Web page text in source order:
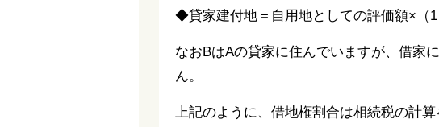
◆貸家建付地＝自用地としての評価額×（
なおBはAの貸家に住んでいますが、借家
ん。
上記のように、借地権割合は相続税の計